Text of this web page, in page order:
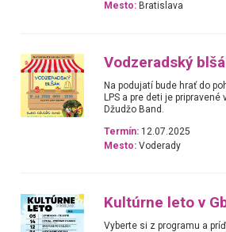
Mesto: Bratislava
Vodzeradský
Na podujatí bude hrať do
LPS a pre deti je
Džudžo Band.
Termín: 12.07.2025
Mesto: Voderady
Kultúrne leto v
Vyberte si z programu a